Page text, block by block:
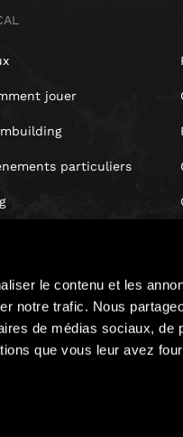
le contenu et les
notre trafic. Nous
de médias sociaux, de
que vous leur avez
jouer
particuliers